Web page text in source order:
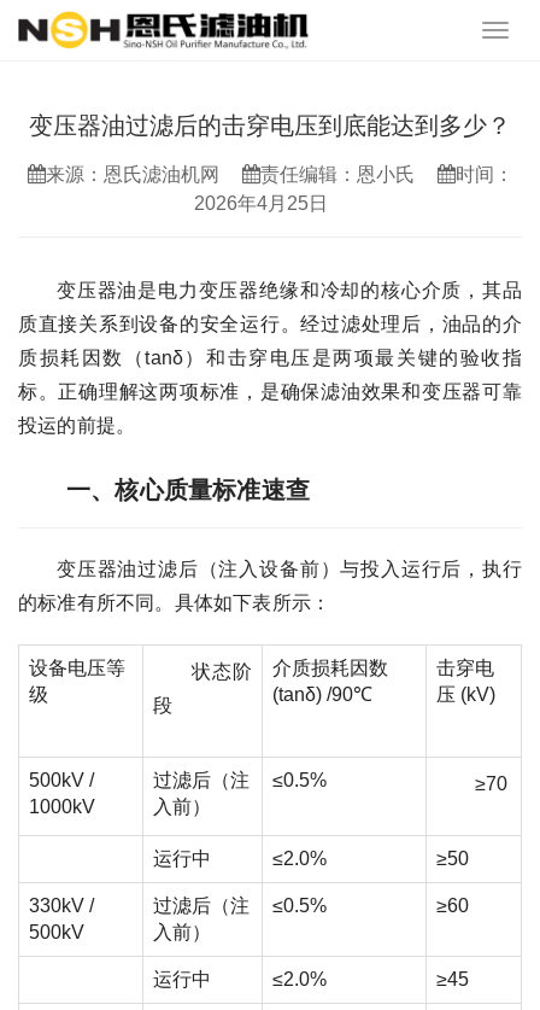
变压器油过滤后的击穿电压到底能达到多少？
来源：恩氏滤油机网 责任编辑：恩小氏
时间：
2026年4月25日
变压器油是电力变压器绝缘和冷却的核心介质，其品
质直接关系到设备的安全运行。经过滤处理后，油品的介
质损耗因数（tanδ）和击穿电压是两项最关键的验收指
标。正确理解这两项标准，是确保滤油效果和变压器可靠
投运的前提。
一、核心质量标准速查
变压器油过滤后（注入设备前）与投入运行后，执行
的标准有所不同。具体如下表所示：
设备电压等
级
状态阶
段
介质损耗因数
(tanδ) /90℃
击穿电
压 (kV)
500kV /
1000kV
过滤后（注
入前）
≤0.5% ≥70
运行中 ≤2.0% ≥50
330kV /
500kV
过滤后（注
入前）
≤0.5% ≥60
运行中 ≤2.0% ≥45